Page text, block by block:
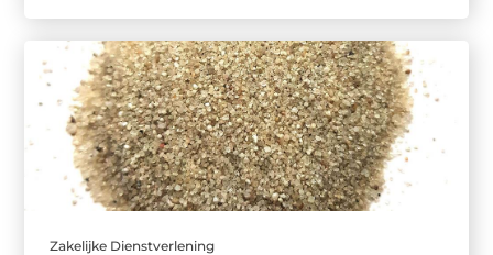
Zakelijke Dienstverlening